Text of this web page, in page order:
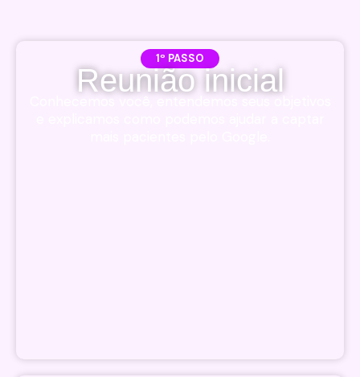
1º PASSO
Reunião inicial
Conhecemos você, entendemos seus objetivos